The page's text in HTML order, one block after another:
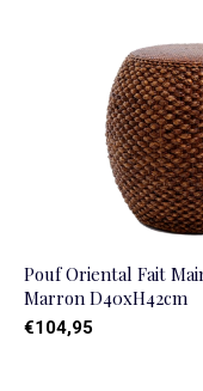
Pouf Oriental Fait
Marron D40xH42cm
€104,95